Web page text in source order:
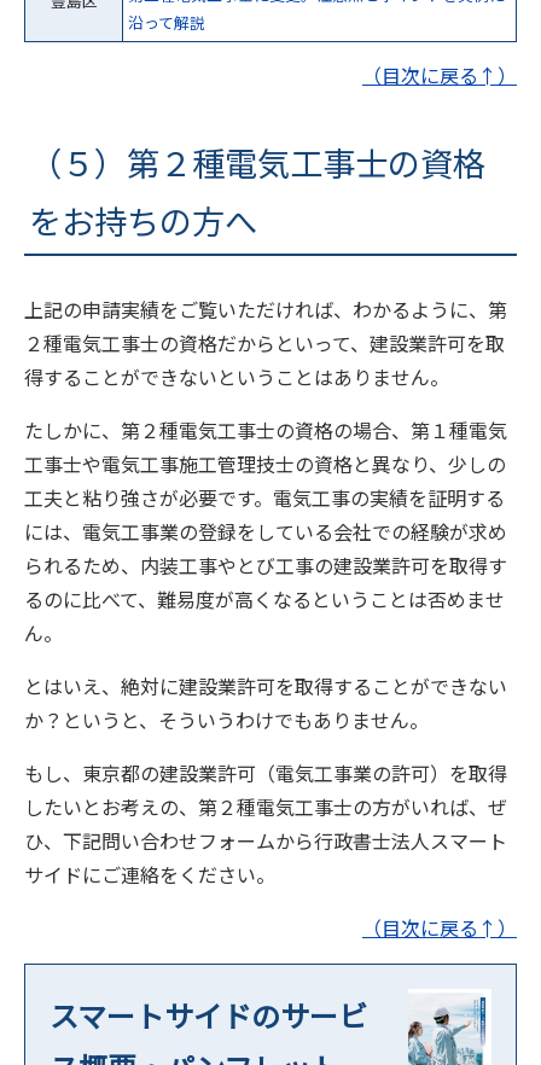
沿って解説
（目次に戻る↑）
（５）第２種電気工事士の資格
をお持ちの方へ
上記の申請実績をご覧いただければ、わかるように、第
２種電気工事士の資格だからといって、建設業許可を取
得することができないということはありません。
たしかに、第２種電気工事士の資格の場合、第１種電気
工事士や電気工事施工管理技士の資格と異なり、少しの
工夫と粘り強さが必要です。電気工事の実績を証明する
には、電気工事業の登録をしている会社での経験が求め
られるため、内装工事やとび工事の建設業許可を取得す
るのに比べて、難易度が高くなるということは否めませ
ん。
とはいえ、絶対に建設業許可を取得することができない
か？というと、そういうわけでもありません。
もし、東京都の建設業許可（電気工事業の許可）を取得
したいとお考えの、第２種電気工事士の方がいれば、ぜ
ひ、下記問い合わせフォームから行政書士法人スマート
サイドにご連絡をください。
（目次に戻る↑）
スマートサイドのサービ